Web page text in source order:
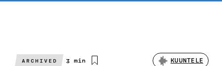
ARCHIVED
Arvioitu
3 min KUUNTELE